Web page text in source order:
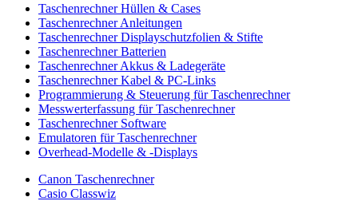
Taschenrechner Hüllen & Cases
Taschenrechner Anleitungen
Taschenrechner Displayschutzfolien & Stifte
Taschenrechner Batterien
Taschenrechner Akkus & Ladegeräte
Taschenrechner Kabel & PC-Links
Programmierung & Steuerung für Taschenrechner
Messwerterfassung für Taschenrechner
Taschenrechner Software
Emulatoren für Taschenrechner
Overhead-Modelle & -Displays
Canon Taschenrechner
Casio Classwiz